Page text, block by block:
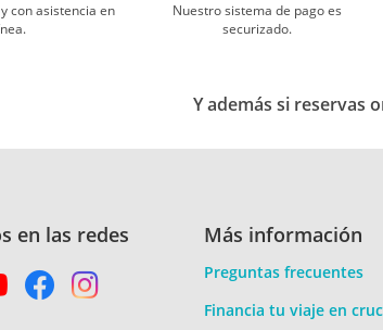
con asistencia en
Nuestro sistema de pago es
securizado.
Y además si reservas
en las redes Más información
Preguntas frecuentes
Financia tu viaje en